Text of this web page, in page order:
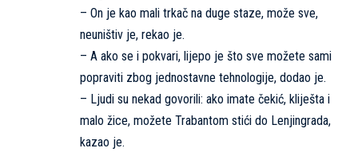
– On je kao mali trkač na duge staze, može sve,
neuništiv je, rekao je.
– A ako se i pokvari, lijepo je što sve možete sami
popraviti zbog jednostavne tehnologije, dodao je.
– Ljudi su nekad govorili: ako imate čekić, kliješta i
malo žice, možete Trabantom stići do Lenjingrada,
kazao je.